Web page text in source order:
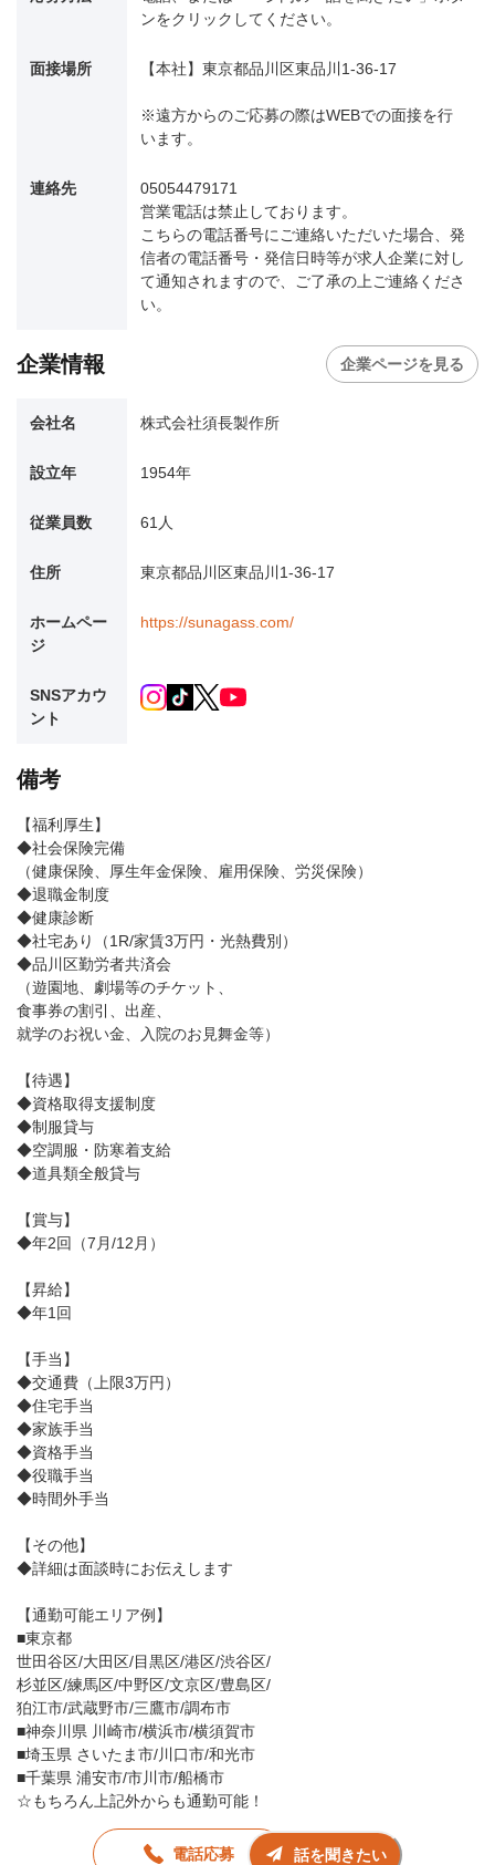
ンをクリックしてください。
面接場所 【本社】東京都品川区東品川1-36-17
※遠方からのご応募の際はWEBでの面接を行
います。
連絡先
05054479171
営業電話は禁止しております。
こちらの電話番号にご連絡いただいた場合、発
信者の電話番号・発信日時等が求人企業に対し
て通知されますので、ご了承の上ご連絡くださ
い。
企業情報 企業ページを見る
会社名 株式会社須長製作所
設立年 1954年
従業員数 61人
住所 東京都品川区東品川1-36-17
ホームペー
ジ
https://sunagass.com/
SNSアカウ
ント
備考
【福利厚生】
◆社会保険完備
（健康保険、厚生年金保険、雇用保険、労災保険）
◆退職金制度
◆健康診断
◆社宅あり（1R/家賃3万円・光熱費別）
◆品川区勤労者共済会
（遊園地、劇場等のチケット、
食事券の割引、出産、
就学のお祝い金、入院のお見舞金等）
【待遇】
◆資格取得支援制度
◆制服貸与
◆空調服・防寒着支給
◆道具類全般貸与
【賞与】
◆年2回（7月/12月）
【昇給】
◆年1回
【手当】
◆交通費（上限3万円）
◆住宅手当
◆家族手当
◆資格手当
◆役職手当
◆時間外手当
【その他】
◆詳細は面談時にお伝えします
【通勤可能エリア例】
■東京都
世田谷区/大田区/目黒区/港区/渋谷区/
杉並区/練馬区/中野区/文京区/豊島区/
狛江市/武蔵野市/三鷹市/調布市
■神奈川県 川崎市/横浜市/横須賀市
■埼玉県 さいたま市/川口市/和光市
■千葉県 浦安市/市川市/船橋市
☆もちろん上記外からも通勤可能！
電話応募 話を聞きたい